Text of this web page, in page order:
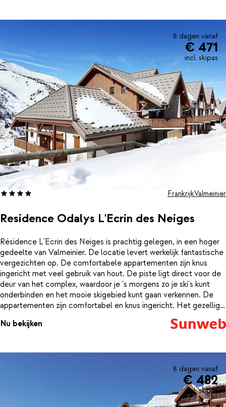
8 dagen vanaf
€ 471
incl. skipas
Residence Odalys L'Ecrin des Neiges
FrankrijkValmeinier
Résidence L'Ecrin des Neiges is prachtig gelegen, in een hoger
gedeelte van Valmeinier. De locatie levert werkelijk fantastische
vergezichten op. De comfortabele appartementen zijn knus
ingericht met veel gebruik van hout. De piste ligt direct voor de
deur van het complex, waardoor je 's morgens zo je ski's kunt
onderbinden en het mooie skigebied kunt gaan verkennen. De
appartementen zijn comfortabel en knus ingericht. Het gezellige
leuke avond. De dorpskern ligt op een sneeuwbalworp afstand
Nu bekijken
8 dagen vanaf
€ 482
incl. skipas